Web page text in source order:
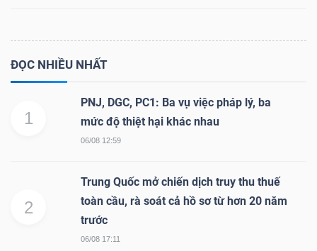
ĐỌC NHIỀU NHẤT
1
PNJ, DGC, PC1: Ba vụ việc pháp lý, ba
mức độ thiệt hại khác nhau
06/08 12:59
2
Trung Quốc mở chiến dịch truy thu thuế
toàn cầu, rà soát cả hồ sơ từ hơn 20 năm
trước
06/08 17:11
tài
chính